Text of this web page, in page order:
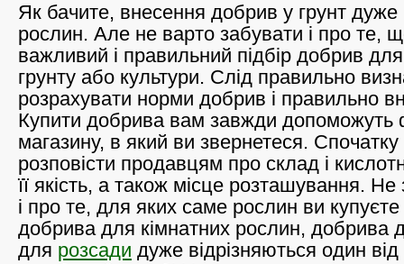
Як бачите, внесення добрив у грунт
рослин. Але не варто забувати і про те,
важливий і правильний підбір добрив для
грунту або культури. Слід правильно
розрахувати норми добрив і правильно
Купити добрива вам завжди допоможуть
магазину, в який ви звернетеся.
розповісти продавцям про склад і
її якість, а також місце розташування. Не
і про те, для яких саме рослин ви
добрива для кімнатних рослин, добрива
для розсади дуже відрізняються один